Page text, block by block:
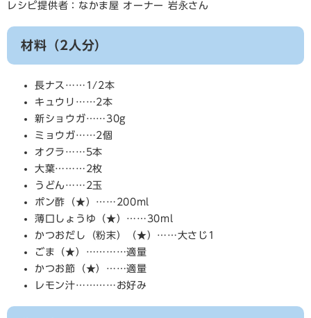
レシピ提供者：なかま屋 オーナー 岩永さん
材料（2人分）
長ナス……1/2本
キュウリ……2本
新ショウガ……30g
ミョウガ……2個
オクラ……5本
大葉………2枚
うどん……2玉
ポン酢（★）……200ml
薄口しょうゆ（★）……30ml
かつおだし（粉末）（★）……大さじ1
ごま（★）…………適量
かつお節（★）……適量
レモン汁…………お好み